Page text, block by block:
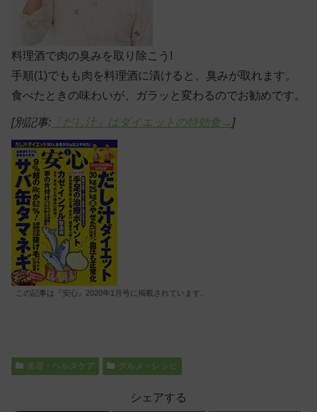
料理酒で肉の臭みを取り除こう!
手順(1)でもも肉を料理酒に漬けると、臭みが取れます。
食べたときの味わいが、ガラッと変わるのでお勧めです。
[別記事: 「だし汁」はダイエットの特効食→ ]
この記事は『安心』2020年1月号に掲載されています。
美容・ヘルスケア グルメ・レシピ
シェアする